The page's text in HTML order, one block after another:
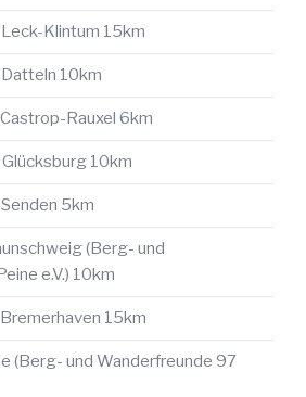
Klintum 15km
10km
Rauxel 6km
10km
5km
(Berg- und
e.V.) 10km
15km
(Berg- und Wanderfreunde 97